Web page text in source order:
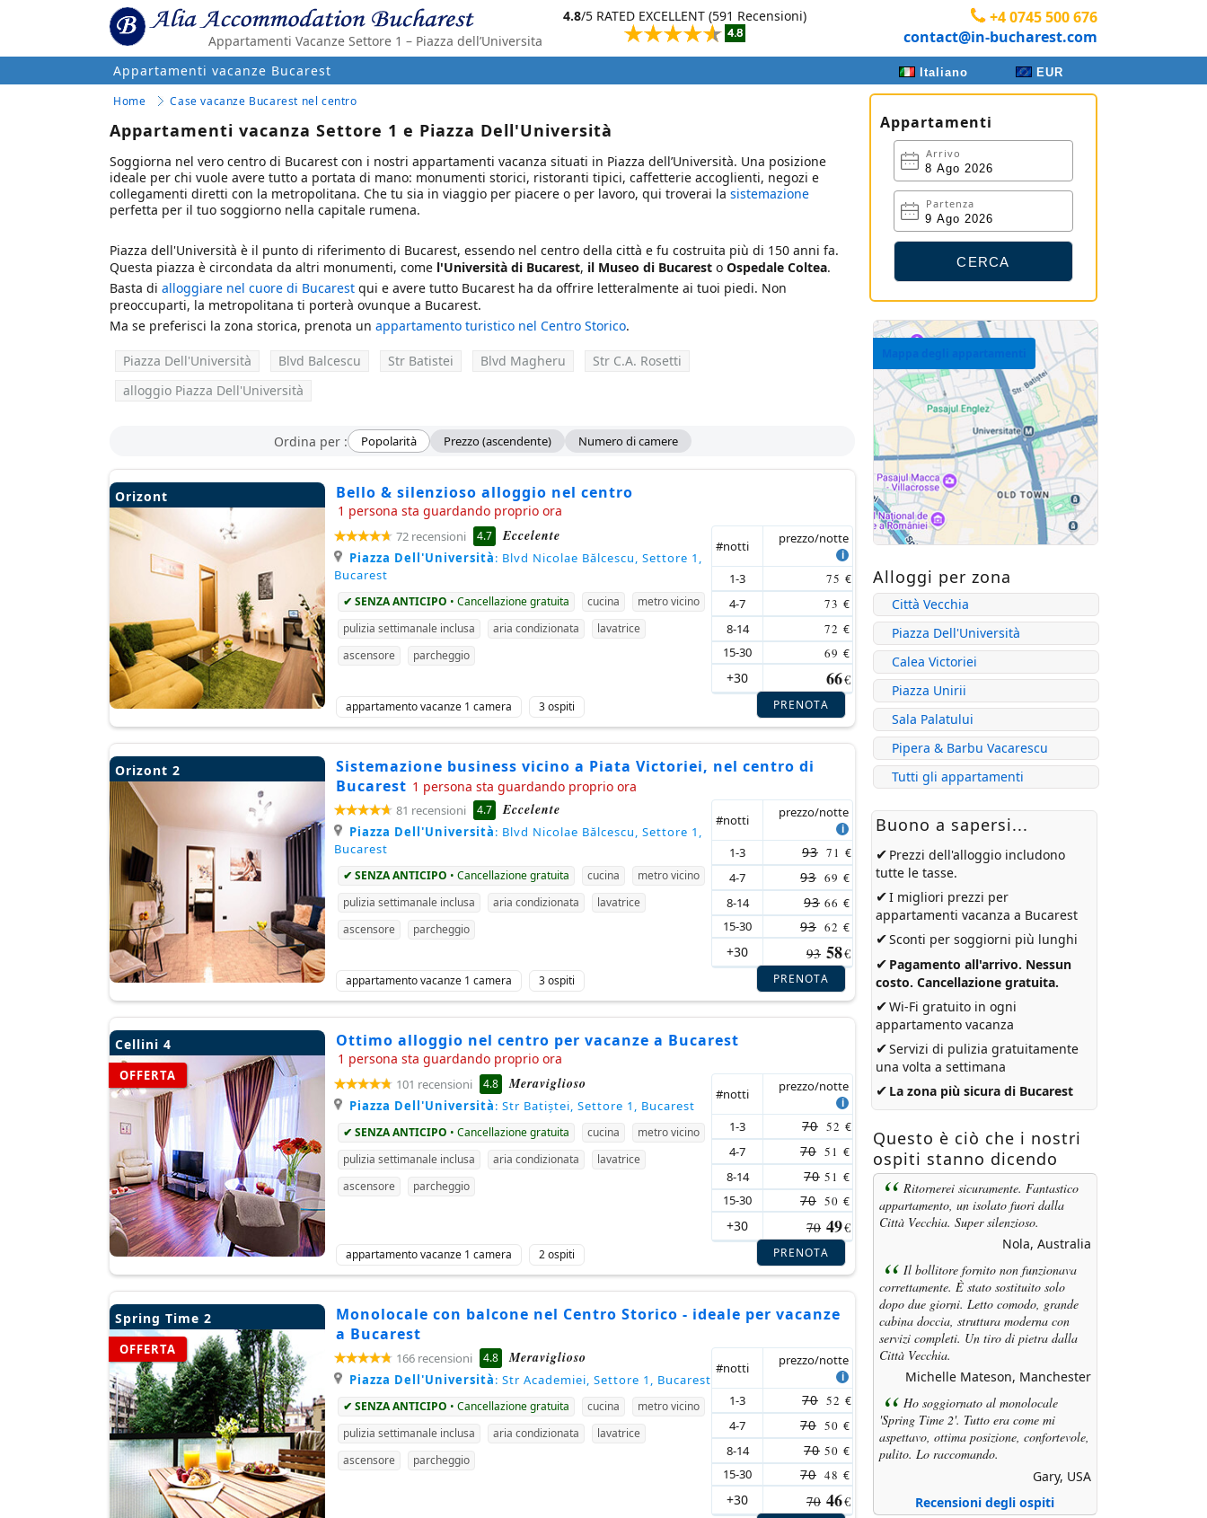
Appartamenti Vacanze Settore 1 – Piazza dell’Universita
4.8/5 RATED EXCELLENT (591 Recensioni)
+4 0745 500 676
contact@in-bucharest.com
Appartamenti vacanze Bucarest Italiano EUR
Home Case vacanze Bucarest nel centro
Appartamenti vacanza Settore 1 e Piazza Dell'Università
Soggiorna nel vero centro di Bucarest con i nostri appartamenti vacanza situati in Piazza dell’Università. Una posizione
ideale per chi vuole avere tutto a portata di mano: monumenti storici, ristoranti tipici, caffetterie accoglienti, negozi e
collegamenti diretti con la metropolitana. Che tu sia in viaggio per piacere o per lavoro, qui troverai la sistemazione
perfetta per il tuo soggiorno nella capitale rumena.
Piazza dell'Università è il punto di riferimento di Bucarest, essendo nel centro della città e fu costruita più di 150 anni fa.
Questa piazza è circondata da altri monumenti, come l'Università di Bucarest, il Museo di Bucarest o Ospedale Coltea.
Basta di alloggiare nel cuore di Bucarest qui e avere tutto Bucarest ha da offrire letteralmente ai tuoi piedi. Non
preoccuparti, la metropolitana ti porterà ovunque a Bucarest.
Ma se preferisci la zona storica, prenota un appartamento turistico nel Centro Storico.
Piazza Dell'Università Blvd Balcescu Str Batistei Blvd Magheru
Str C.A. Rosetti
alloggio Piazza Dell'Università
Ordina per : Popolarità Prezzo (ascendente) Numero di camere
Orizont Bello & silenzioso alloggio nel centro
1 persona sta guardando proprio ora
72 recensioni 4.7 Eccelente
Piazza Dell'Università: Blvd Nicolae Bălcescu, Settore 1,
Bucarest
✔ SENZA ANTICIPO • Cancellazione gratuita cucina
metro vicino
pulizia settimanale inclusa
aria condizionata
lavatrice
ascensore
parcheggio
#notti prezzo/notte
1-3 75 €
4-7 73 €
8-14 72 €
15-30 69 €
+30 66€
appartamento vacanze 1 camera 3 ospiti PRENOTA
Orizont 2
Sistemazione business vicino a Piata Victoriei, nel centro di
Bucarest 1 persona sta guardando proprio ora
81 recensioni 4.7 Eccelente
Piazza Dell'Università: Blvd Nicolae Bălcescu, Settore 1,
Bucarest
✔ SENZA ANTICIPO • Cancellazione gratuita cucina
metro vicino
pulizia settimanale inclusa
aria condizionata
lavatrice
ascensore
parcheggio
#notti prezzo/notte
1-3 93 71 €
4-7 93 69 €
8-14 93 66 €
15-30 93 62 €
+30 93 58€
appartamento vacanze 1 camera 3 ospiti PRENOTA
Cellini 4
OFFERTA
Ottimo alloggio nel centro per vacanze a Bucarest
1 persona sta guardando proprio ora
101 recensioni 4.8 Meraviglioso
Piazza Dell'Università: Str Batiștei, Settore 1, Bucarest
✔ SENZA ANTICIPO • Cancellazione gratuita cucina
metro vicino
pulizia settimanale inclusa
aria condizionata
lavatrice
ascensore
parcheggio
#notti prezzo/notte
1-3 70 52 €
4-7 70 51 €
8-14 70 51 €
15-30 70 50 €
+30 70 49€
appartamento vacanze 1 camera 2 ospiti PRENOTA
Spring Time 2
OFFERTA
Monolocale con balcone nel Centro Storico - ideale per vacanze
a Bucarest
166 recensioni 4.8 Meraviglioso
Piazza Dell'Università: Str Academiei, Settore 1, Bucarest
✔ SENZA ANTICIPO • Cancellazione gratuita cucina
metro vicino
pulizia settimanale inclusa
aria condizionata
lavatrice
ascensore
parcheggio
#notti prezzo/notte
1-3 70 52 €
4-7 70 50 €
8-14 70 50 €
15-30 70 48 €
+30 70 46€
Appartamenti
Arrivo
Partenza
Alloggi per zona
Città Vecchia
Piazza Dell'Università
Calea Victoriei
Piazza Unirii
Sala Palatului
Pipera & Barbu Vacarescu
Tutti gli appartamenti
Buono a sapersi...
✔ Prezzi dell'alloggio includono
tutte le tasse.
✔I migliori prezzi per
appartamenti vacanza a Bucarest
✔Sconti per soggiorni più lunghi
✔ Pagamento all'arrivo. Nessun
costo. Cancellazione gratuita.
✔Wi-Fi gratuito in ogni
appartamento vacanza
✔Servizi di pulizia gratuitamente
una volta a settimana
✔ La zona più sicura di Bucarest
Questo è ciò che i nostri
ospiti stanno dicendo
Ritornerei sicuramente. Fantastico
appartamento, un isolato fuori dalla
Città Vecchia. Super silenzioso.
Nola, Australia
Il bollitore fornito non funzionava
correttamente. È stato sostituito solo
dopo due giorni. Letto comodo, grande
cabina doccia, struttura moderna con
servizi completi. Un tiro di pietra dalla
Città Vecchia.
Michelle Mateson, Manchester
Ho soggiornato al monolocale
'Spring Time 2'. Tutto era come mi
aspettavo, ottima posizione, confortevole,
pulito. Lo raccomando.
Gary, USA
Recensioni degli ospiti